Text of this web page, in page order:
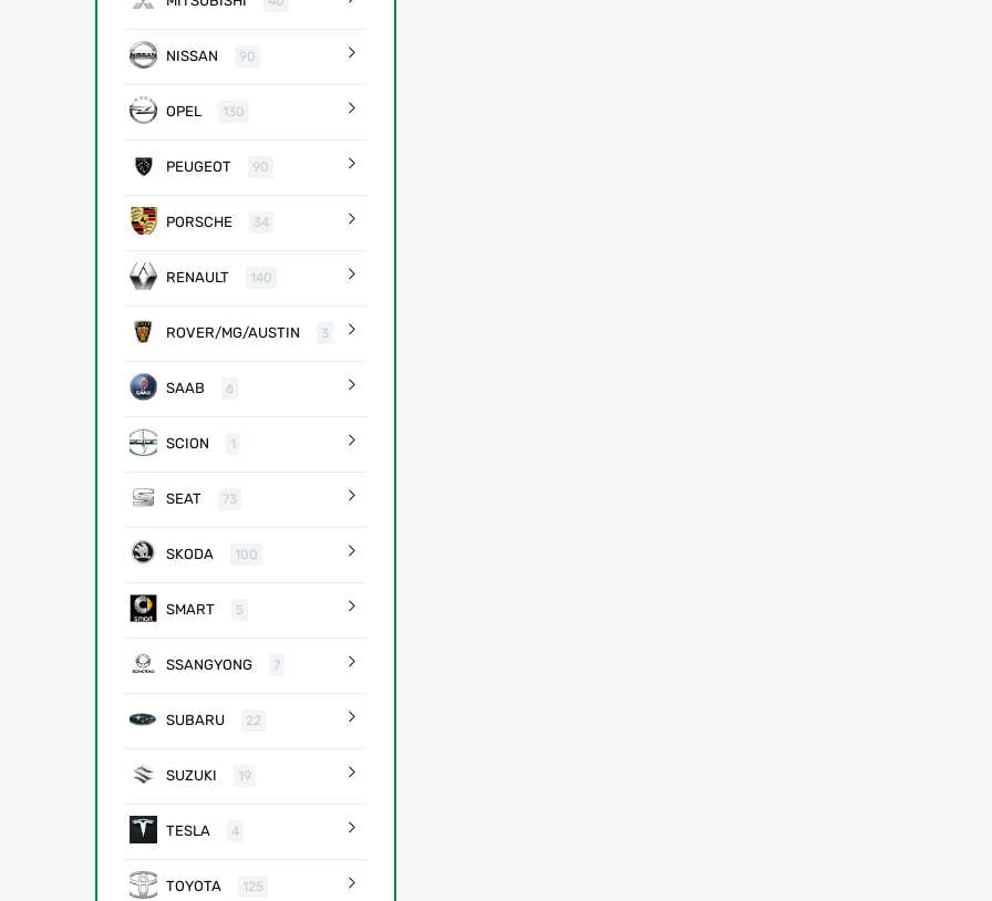
NISSAN 90
OPEL 130
PEUGEOT 90
PORSCHE 34
RENAULT 140
ROVER/MG/AUSTIN 3
SAAB 6
SCION 1
SEAT 73
SKODA 100
SMART 5
SSANGYONG 7
SUBARU 22
SUZUKI 19
TESLA 4
TOYOTA 125